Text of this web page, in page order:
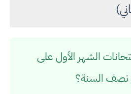
الشهر الأول على
نصف السنة؟